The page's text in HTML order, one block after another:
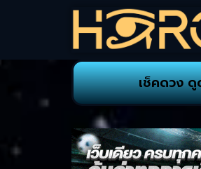
เช็คดวง